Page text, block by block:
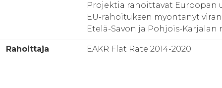
Projektia rahoittavat Euroopan
EU-rahoituksen myöntänyt
Etelä-Savon ja Pohjois-
Rahoittaja EAKR Flat Rate 2014-2020